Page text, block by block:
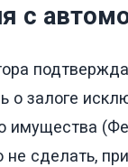
с
о залоге
имущества
не сделать,